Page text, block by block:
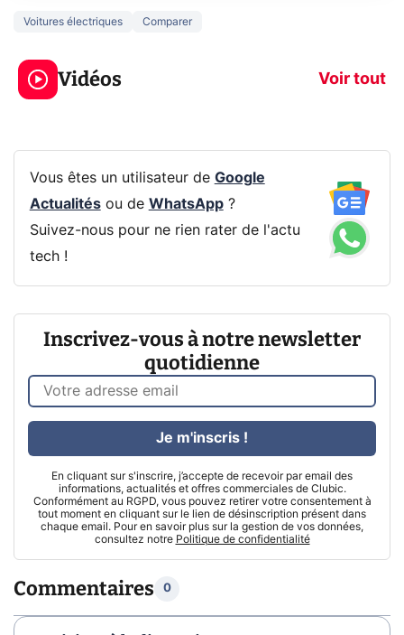
Voitures électriques Comparer
Vidéos Voir tout
3 écrans en 1 pour
319€ ? Voici L'AOC
CQ32G4ZA !
prochaine
Vous êtes un utilisateur de Google
Actualitésou de WhatsApp?
Suivez-nous pour ne rien rater de l'actu
tech !
Inscrivez-vous à notre newsletter
quotidienne
En cliquant sur s'inscrire, j’accepte de recevoir par email des
informations, actualités et offres commerciales de Clubic.
Conformément au RGPD, vous pouvez retirer votre consentement à
tout moment en cliquant sur le lien de désinscription présent dans
chaque email. Pour en savoir plus sur la gestion de vos données,
consultez notre Politique de confidentialité
Je m'inscris !
Commentaires 0